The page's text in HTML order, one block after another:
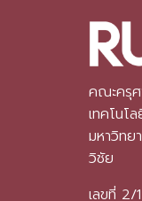
คณะครุศ
เทคโนโล
มหาวิทย
วิชัย
เลขที่ 2/